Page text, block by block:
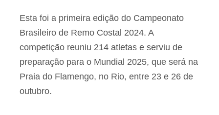
Esta foi a primeira edição do Campeonato
Brasileiro de Remo Costal 2024. A
competição reuniu 214 atletas e serviu de
preparação para o Mundial 2025, que será na
Praia do Flamengo, no Rio, entre 23 e 26 de
outubro.